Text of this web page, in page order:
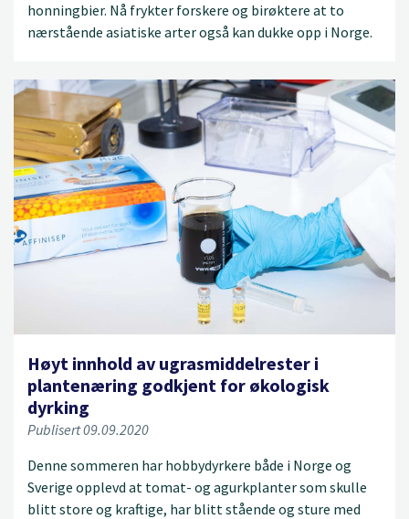
honningbier. Nå frykter forskere og birøktere at to
nærstående asiatiske arter også kan dukke opp i Norge.
Høyt innhold av ugrasmiddelrester i
plantenæring godkjent for økologisk
dyrking
Publisert 09.09.2020
Denne sommeren har hobbydyrkere både i Norge og
Sverige opplevd at tomat- og agurkplanter som skulle
blitt store og kraftige, har blitt stående og sture med